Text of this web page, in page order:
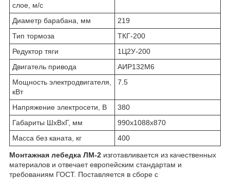
слое, м/с
Диаметр барабана, мм
219
Тип тормоза
ТКГ-200
Редуктор тяги
1Ц2У-200
Двигатель привода
АИР132M6
Мощность электродвигателя,
кВт
7.5
Напряжение электросети, В
380
Габариты ШхВхГ, мм
990х1088х870
Масса без каната, кг
400
Монтажная лебедка ЛМ-2 изготавливается из качественных
материалов и отвечает европейским стандартам и
требованиям ГОСТ. Поставляется в сборе с